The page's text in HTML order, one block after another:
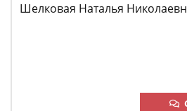
Шелковая Наталья